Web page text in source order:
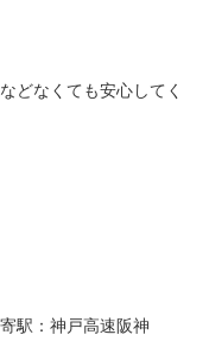
どなくても安心してく
駅：神戸高速阪神